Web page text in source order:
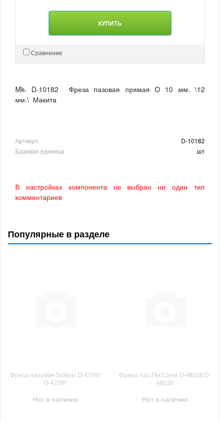
КУПИТЬ
Сравнение
Mk- D-10182 Фреза пазовая прямая O 10 мм. \12
мм.\ Макита
Артикул
D-10182
Базовая единица
шт
В настройках компонента не выбран ни один тип
комментариев
Популярные в разделе
Фреза пазовая 5x8мм D-47391
D-47391
Нет в наличии
Фреза паз,19х12мм D-48038 D-
48038
Нет в наличии